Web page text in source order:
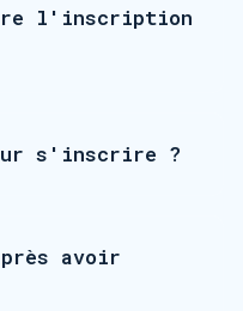
l'inscription
s'inscrire ?
avoir